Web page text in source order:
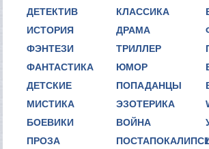
ДЕТЕКТИВ
ИСТОРИЯ
ФЭНТЕЗИ
ФАНТАСТИКА
ДЕТСКИЕ
МИСТИКА
БОЕВИКИ
ПРОЗА
КЛАССИКА
ДРАМА
ТРИЛЛЕР
ЮМОР
ПОПАДАНЦЫ
ЭЗОТЕРИКА
ВОЙНА